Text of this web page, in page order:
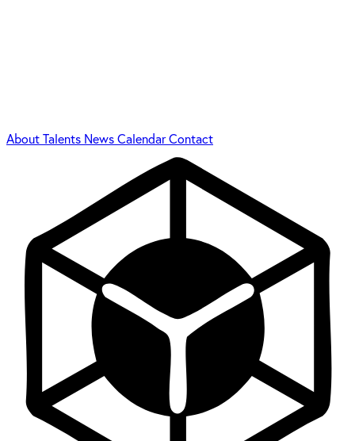
AboutTalents NewsCalendarContact